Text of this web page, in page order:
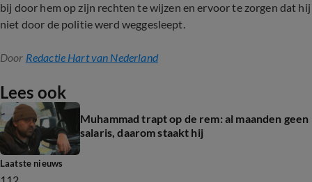
bij door hem op zijn rechten te wijzen en ervoor te zorgen dat hij
niet door de politie werd weggesleept.
Door Redactie Hart van Nederland
Lees ook
Muhammad trapt op de rem: al maanden geen
salaris, daarom staakt hij
Laatste nieuws